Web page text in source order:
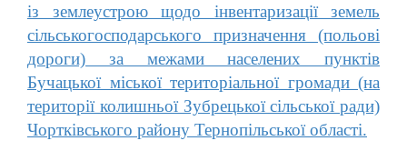
із землеустрою щодо інвентаризації земель
сільськогосподарського призначення (польові
дороги) за межами населених пунктів
Бучацької міської територіальної громади (на
території колишньої Зубрецької сільської ради)
Чортківського району Тернопільської області.